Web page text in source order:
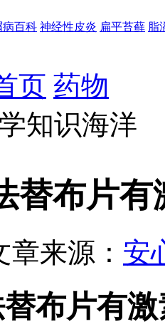
病百科 神经性皮炎 扁平苔藓 脂
页 药物
知识海洋
替布片有
章来源： 安
布片有